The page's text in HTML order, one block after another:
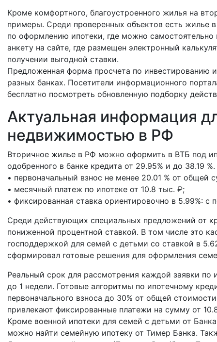
Кроме комфортного, благоустроенного жилья на
примеры. Среди проверенных объектов есть жилье
по оформлению ипотеки, где можно
анкету на сайте, где размещен электронный
получении выгодной ставки.
Предложенная форма просчета по инвестированию
разных банках. Посетители информационного
бесплатно посмотреть обновленную подборку
Актуальная информация
недвижимостью в РФ
Вторичное жилье в РФ можно оформить в ВТБ под
одобренного в банке кредита от 29.95% и до 38.19
• первоначальный взнос не менее 20.01 % от
• месячный платеж по ипотеке от 10.8 тыс. ₽;
• фиксированная ставка ориентировочно в 5.99%:
Среди действующих специальных предложений от
пониженной процентной ставкой. В том числе это
господдержкой для семей с детьми со ставкой в
сформировал готовые решения для оформления
Реальный срок для рассмотрения каждой заявки по
до 1 недели. Готовые алгоритмы по ипотечному
первоначального взноса до 30% от общей
привлекают фиксированные платежи на сумму от
Кроме военной ипотеки для семей с детьми от
можно найти семейную ипотеку от Тимер Банка.